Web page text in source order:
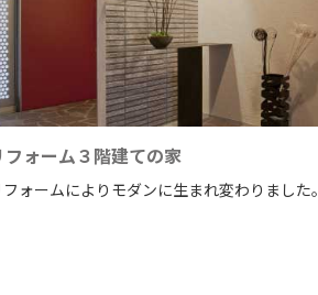
フォーム３階建ての家
フォームによりモダンに生まれ変わりました。